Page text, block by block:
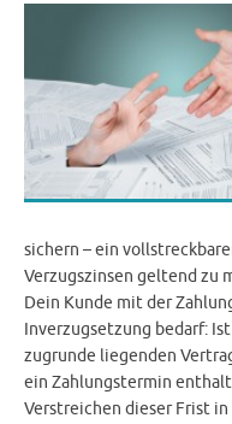
sichern – ein
Verzugszinsen geltend zu
Dein Kunde mit der
Inverzugsetzung bedarf:
zugrunde liegenden
ein Zahlungstermin
Verstreichen dieser Frist